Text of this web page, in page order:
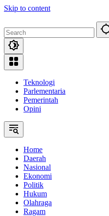
Skip to content
Teknologi
Parlementaria
Pemerintah
Opini
Home
Daerah
Nasional
Ekonomi
Politik
Hukum
Olahraga
Ragam